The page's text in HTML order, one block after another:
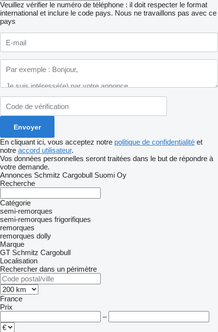
Veuillez vérifier le numéro de téléphone : il doit respecter le format
international et inclure le code pays. Nous ne travaillons pas avec ce
pays
En cliquant ici, vous acceptez notre politique de confidentialité et
notre accord utilisateur.
Vos données personnelles seront traitées dans le but de répondre à
votre demande.
Annonces Schmitz Cargobull Suomi Oy
Recherche
Catégorie
semi-remorques
semi-remorques frigorifiques
remorques
remorques dolly
Marque
GT Schmitz Cargobull
Localisation
Rechercher dans un périmètre
France
Prix
–